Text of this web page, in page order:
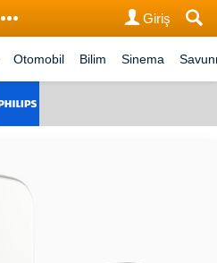
Giriş
Otomobil Bilim Sinema